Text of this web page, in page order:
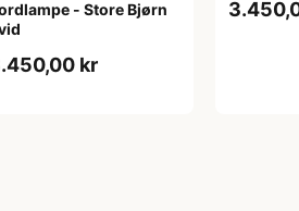
- Store Bjørn
kr